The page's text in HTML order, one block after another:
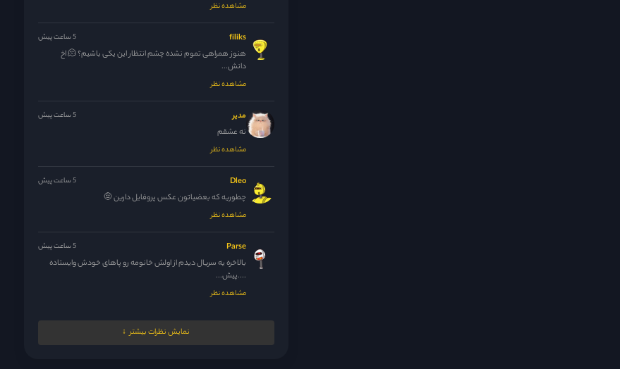
مشاهده نظر
filiks 5 ساعت پیش
هنوز همراهی تموم نشده چشم انتظار این یکی باشیم؟ 🫠 اخ
دانش...
مشاهده نظر
مدیر 5 ساعت پیش
نه عشقم
مشاهده نظر
Dleo 5 ساعت پیش
چطوریه که بعضیاتون عکس پروفایل دارین 🤨
مشاهده نظر
Parse 5 ساعت پیش
بالاخره یه سریال دیدم از اولش خانومه رو پاهای خودش وایستاده
....پیش...
مشاهده نظر
شما اردو متوجه میشید؟و اینکه از کجا متوجه که الان یک بازیگر...
نمایش نظرات بیشتر